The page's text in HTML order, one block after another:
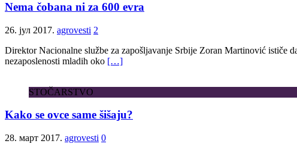
Nema čobana ni za 600 evra
26. јул 2017. agrovesti 2
Direktor Nacionalne službe za zapošljavanje Srbije Zoran Martinović ističe
nezaposlenosti mladih oko […]
STOČARSTVO
Kako se ovce same šišaju?
28. март 2017. agrovesti 0